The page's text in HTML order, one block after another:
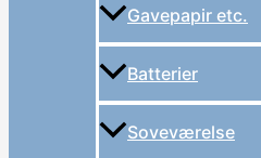
Gavepapir etc.
Batterier
Soveværelse